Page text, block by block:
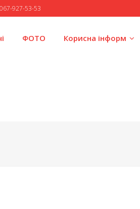
927-53-53
ФОТО Корисна інформ